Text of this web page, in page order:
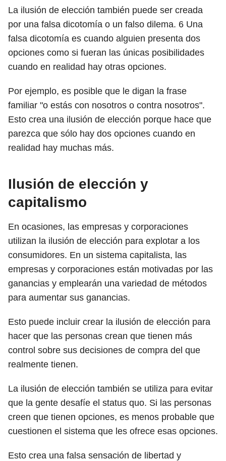
La ilusión de elección también puede ser creada
por una falsa dicotomía o un falso dilema. 6 Una
falsa dicotomía es cuando alguien presenta dos
opciones como si fueran las únicas posibilidades
cuando en realidad hay otras opciones.
Por ejemplo, es posible que le digan la frase
familiar "o estás con nosotros o contra nosotros".
Esto crea una ilusión de elección porque hace que
parezca que sólo hay dos opciones cuando en
realidad hay muchas más.
Ilusión de elección y
capitalismo
En ocasiones, las empresas y corporaciones
utilizan la ilusión de elección para explotar a los
consumidores. En un sistema capitalista, las
empresas y corporaciones están motivadas por las
ganancias y emplearán una variedad de métodos
para aumentar sus ganancias.
Esto puede incluir crear la ilusión de elección para
hacer que las personas crean que tienen más
control sobre sus decisiones de compra del que
realmente tienen.
La ilusión de elección también se utiliza para evitar
que la gente desafíe el status quo. Si las personas
creen que tienen opciones, es menos probable que
cuestionen el sistema que les ofrece esas opciones.
Esto crea una falsa sensación de libertad y